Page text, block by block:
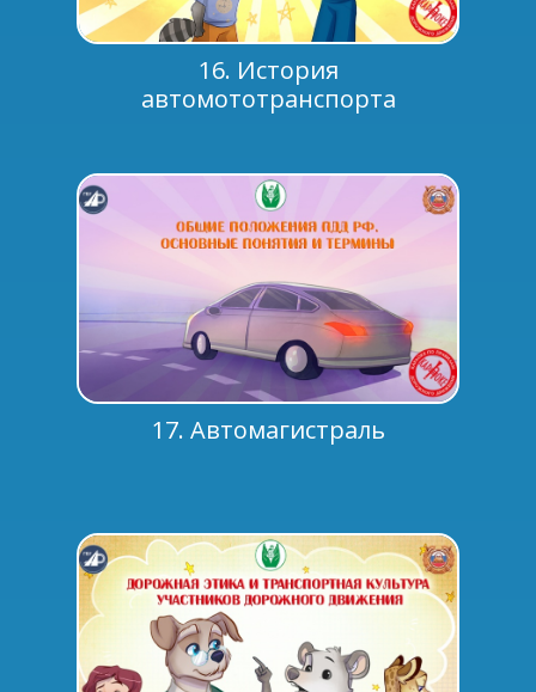
16. История
автомототранспорта
17. Автомагистраль